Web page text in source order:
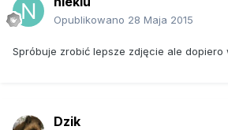
Opublikowano 28 Maja 2015
Spróbuje zrobić lepsze zdjęcie ale dopiero
Dzik